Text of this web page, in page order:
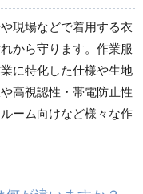
ーンルーム対策用品
療品
ルス対策用品
現場などで着用する衣
から守ります。作業服
に特化した仕様や生地
高視認性・帯電防止性
ーム向けなど様々な作